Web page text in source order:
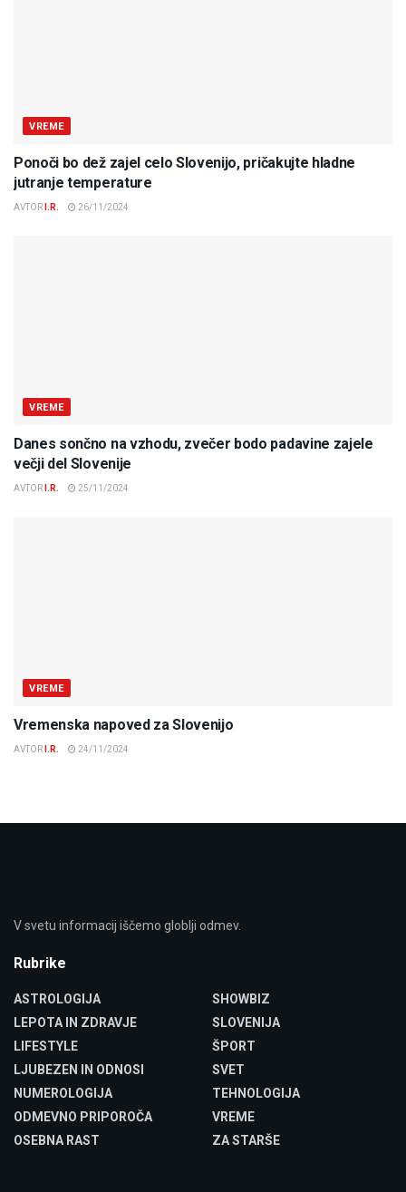
VREME
Ponoči bo dež zajel celo Slovenijo, pričakujte hladne
jutranje temperature
AVTOR I.R. 26/11/2024
VREME
Danes sončno na vzhodu, zvečer bodo padavine zajele
večji del Slovenije
AVTOR I.R. 25/11/2024
VREME
Vremenska napoved za Slovenijo
AVTOR I.R. 24/11/2024
V svetu informacij iščemo globlji odmev.
Rubrike
ASTROLOGIJA
LEPOTA IN ZDRAVJE
LIFESTYLE
LJUBEZEN IN ODNOSI
NUMEROLOGIJA
ODMEVNO PRIPOROČA
OSEBNA RAST
SHOWBIZ
SLOVENIJA
ŠPORT
SVET
TEHNOLOGIJA
VREME
ZA STARŠE